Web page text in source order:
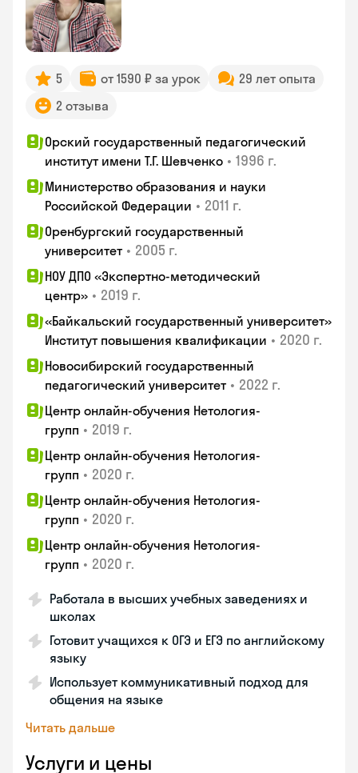
5 от 1590 ₽ за урок
29 лет опыта
2 отзыва
Орский государственный педагогический
институт имени Т.Г. Шевченко • 1996 г.
Министерство образования и науки
Российской Федерации • 2011 г.
Оренбургский государственный
университет • 2005 г.
НОУ ДПО «Экспертно-методический
центр» • 2019 г.
«Байкальский государственный университет»
Институт повышения квалификации • 2020 г.
Новосибирский государственный
педагогический университет • 2022 г.
Центр онлайн-обучения Нетология-
групп • 2019 г.
Центр онлайн-обучения Нетология-
групп • 2020 г.
Центр онлайн-обучения Нетология-
групп • 2020 г.
Центр онлайн-обучения Нетология-
групп • 2020 г.
Работала в высших учебных заведениях и
школах
Готовит учащихся к ОГЭ и ЕГЭ по английскому
языку
Использует коммуникативный подход для
общения на языке
Читать дальше
Услуги и цены